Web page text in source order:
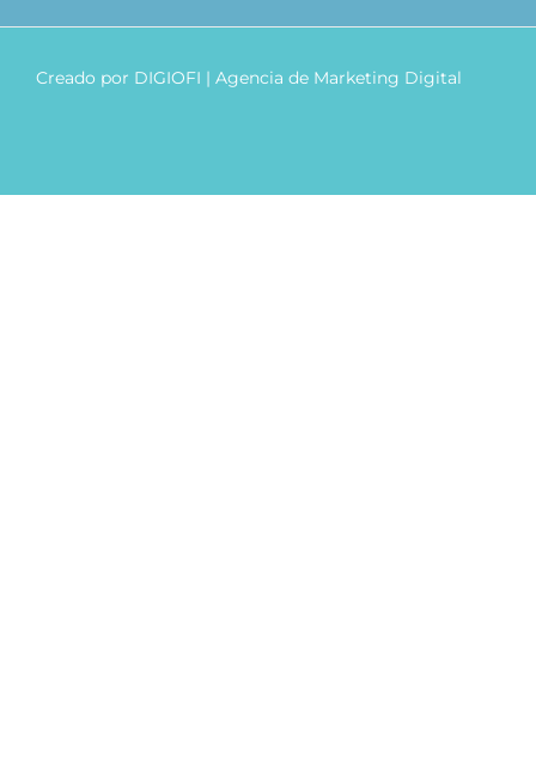
Creado por DIGIOFI | Agencia de Marketing Digital